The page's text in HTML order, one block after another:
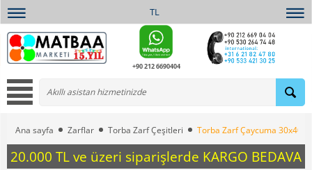
TL
+90 212 6690404
Ana sayfa Zarflar Torba Zarf Çeşitleri Torba Zarf Çaycuma 30x40
20.000 TL ve üzeri siparişlerde KARGO BEDAVA